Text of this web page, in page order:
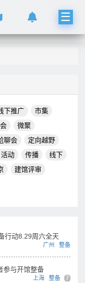
☰
下推广
市集
微聚
聊会
定向越野
活动 传播
线下
建馆评审
行动8.29周六全天
广州 整备
参与开馆整备
上海 整备 7